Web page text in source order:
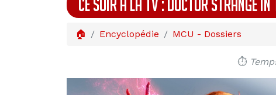
CE SOIR À LA TV : DOCTOR STRANGE
🏠 Encyclopédie MCU - Dossiers
⏱️